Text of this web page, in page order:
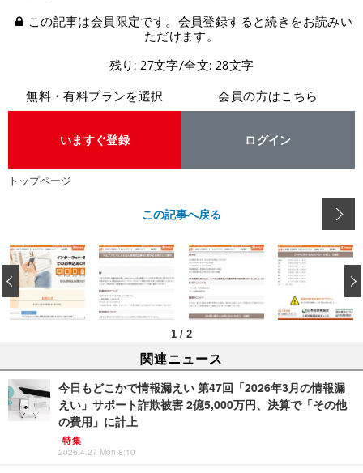
この記事は会員限定です。会員登録すると続きをお読みい
ただけます。
残り: 27文字/全文: 28文字
無料・有料プランを選択
いますぐ登録
会員の方はこちら
ログイン
トップページ
この記事へ戻る
1 / 2
‹
関連ニュース
今日もどこかで情報漏えい 第47回「2026年3月の情報漏
えい」サポート詐欺被害 2億5,000万円、決算で「その他
の費用」に計上
特集
2026.4.27 Mon 8:10